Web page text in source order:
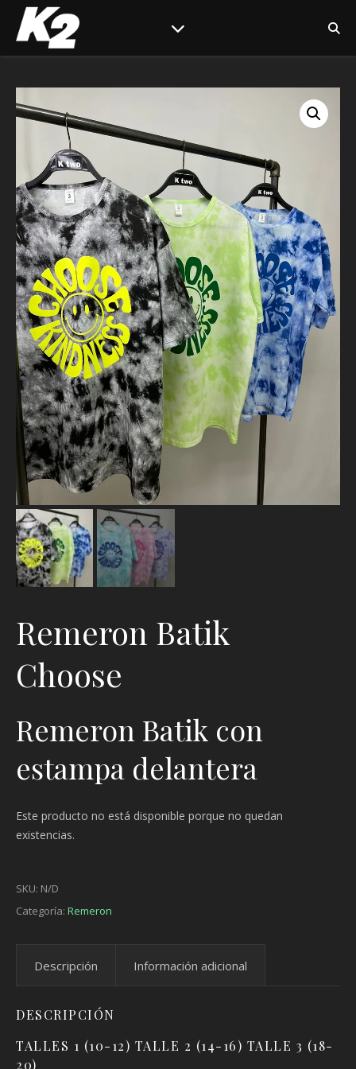
Remeron Batik
Choose
Remeron Batik con
estampa delantera
Este producto no está disponible porque no quedan
existencias.
SKU: N/D
Categoría: Remeron
Descripción Información adicional
DESCRIPCIÓN
TALLES 1 (10-12) TALLE 2 (14-16) TALLE 3 (18-
20)